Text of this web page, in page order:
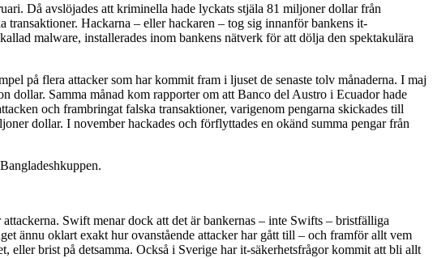
Då avslöjades att kriminella hade lyckats stjäla 81 miljoner dollar från
Hackarna – eller hackaren – tog sig innanför bankens it-
malware, installerades inom bankens nätverk för att dölja den spektakulära
på flera attacker som har kommit fram i ljuset de senaste tolv månaderna. I maj
dollar. Samma månad kom rapporter om att Banco del Austro i Ecuador hade
och frambringat falska transaktioner, varigenom pengarna skickades till
dollar. I november hackades och förflyttades en okänd summa pengar från
Swift menar dock att det är bankernas – inte Swifts – bristfälliga
ännu oklart exakt hur ovanstående attacker har gått till – och framför allt vem
eller brist på detsamma. Också i Sverige har it-säkerhetsfrågor kommit att bli allt